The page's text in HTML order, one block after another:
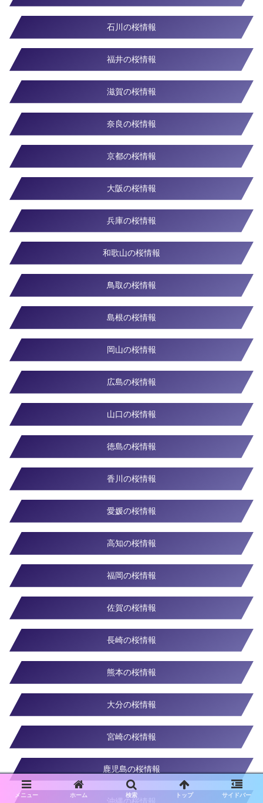
石川の桜情報
福井の桜情報
滋賀の桜情報
奈良の桜情報
京都の桜情報
大阪の桜情報
兵庫の桜情報
和歌山の桜情報
鳥取の桜情報
島根の桜情報
岡山の桜情報
広島の桜情報
山口の桜情報
徳島の桜情報
香川の桜情報
愛媛の桜情報
高知の桜情報
福岡の桜情報
佐賀の桜情報
長崎の桜情報
熊本の桜情報
大分の桜情報
宮崎の桜情報
鹿児島の桜情報
メニュー ホーム 検索 トップ サイドバー